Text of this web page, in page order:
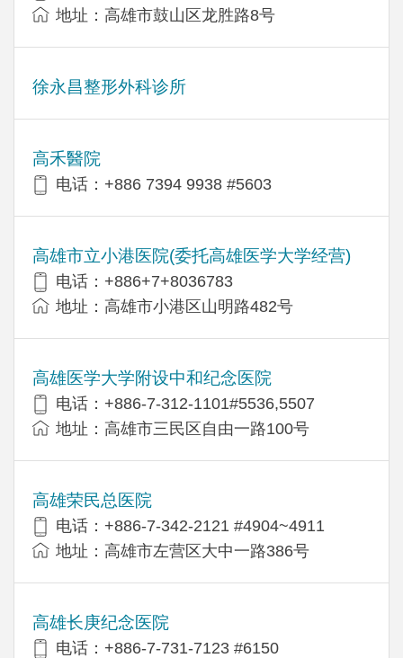
地址：高雄市鼓山区龙胜路8号
徐永昌整形外科诊所
高禾醫院
电话：+886 7394 9938 #5603
高雄市立小港医院(委托高雄医学大学经营)
电话：+886+7+8036783
地址：高雄市小港区山明路482号
高雄医学大学附设中和纪念医院
电话：+886-7-312-1101#5536,5507
地址：高雄市三民区自由一路100号
高雄荣民总医院
电话：+886-7-342-2121 #4904~4911
地址：高雄市左营区大中一路386号
高雄长庚纪念医院
电话：+886-7-731-7123 #6150